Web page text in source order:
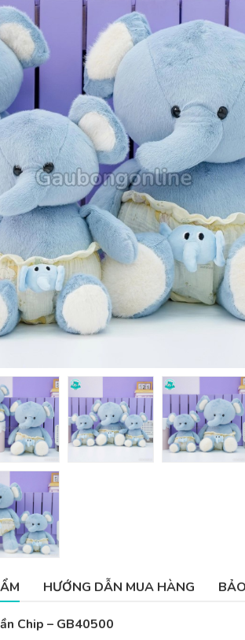
HƯỚNG DẪN MUA HÀNG
Chip – GB40500